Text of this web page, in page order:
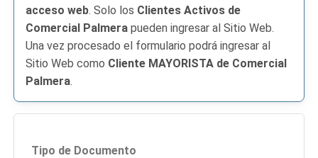
acceso web. Solo los Clientes Activos de
Comercial Palmera pueden ingresar al Sitio Web.
Una vez procesado el formulario podrá ingresar al
Sitio Web como Cliente MAYORISTA de Comercial
Palmera.
Tipo de Documento